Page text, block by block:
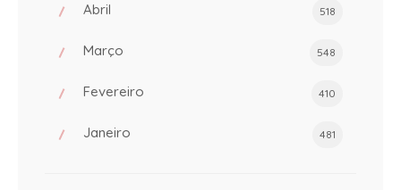
Abril 518
Março 548
Fevereiro 410
Janeiro 481